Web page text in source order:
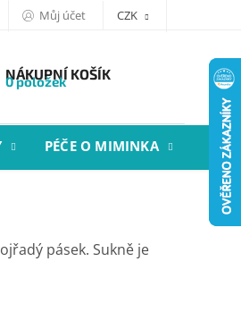
Můj účet CZK
NÁKUPNÍ KOŠÍK
0 položek
PÉČE O MIMINKA
pásek. Sukně je